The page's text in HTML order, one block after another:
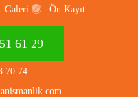
Galeri Ön Kayıt
61 29
70 74